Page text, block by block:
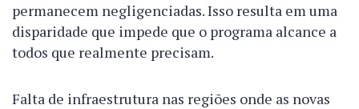
permanecem negligenciadas. Isso resulta em uma
disparidade que impede que o programa alcance a
todos que realmente precisam.
Falta de infraestrutura nas regiões onde as novas